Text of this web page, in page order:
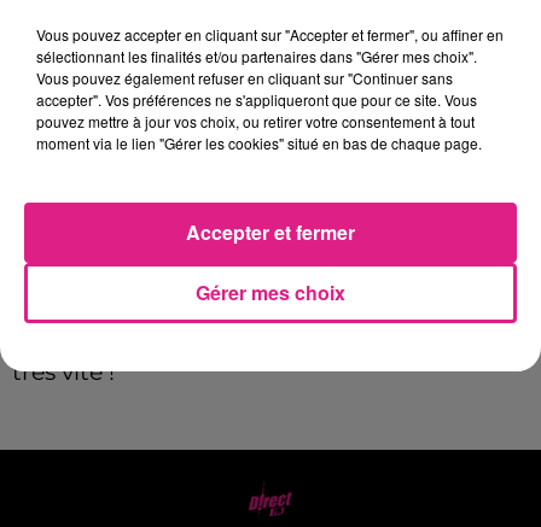
e Zénith de NancyaccueilleraVanessa
Paradisle3 avril 2026pour son grand retour
sur scène. Avec un nouvel album aux
fait l’essence de sa musique : élégance,
douceur et émotion.
Un concert intime et envoûtant en
très vite !
Vous pouvez accepter en cliquant sur "Accepter et fermer", ou affiner en
sélectionnant les finalités et/ou partenaires dans "Gérer mes choix".
Vous pouvez également refuser en cliquant sur "Continuer sans
accepter". Vos préférences ne s'appliqueront que pour ce site. Vous
pouvez mettre à jour vos choix, ou retirer votre consentement à tout
moment via le lien "Gérer les cookies" situé en bas de chaque page.
Gérer mes choix
Accepter et fermer